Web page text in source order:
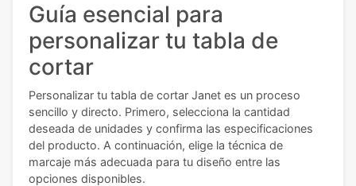
Guía esencial para
personalizar tu tabla de
cortar
Personalizar tu tabla de cortar Janet es un proceso
sencillo y directo. Primero, selecciona la cantidad
deseada de unidades y confirma las especificaciones
del producto. A continuación, elige la técnica de
marcaje más adecuada para tu diseño entre las
opciones disponibles.